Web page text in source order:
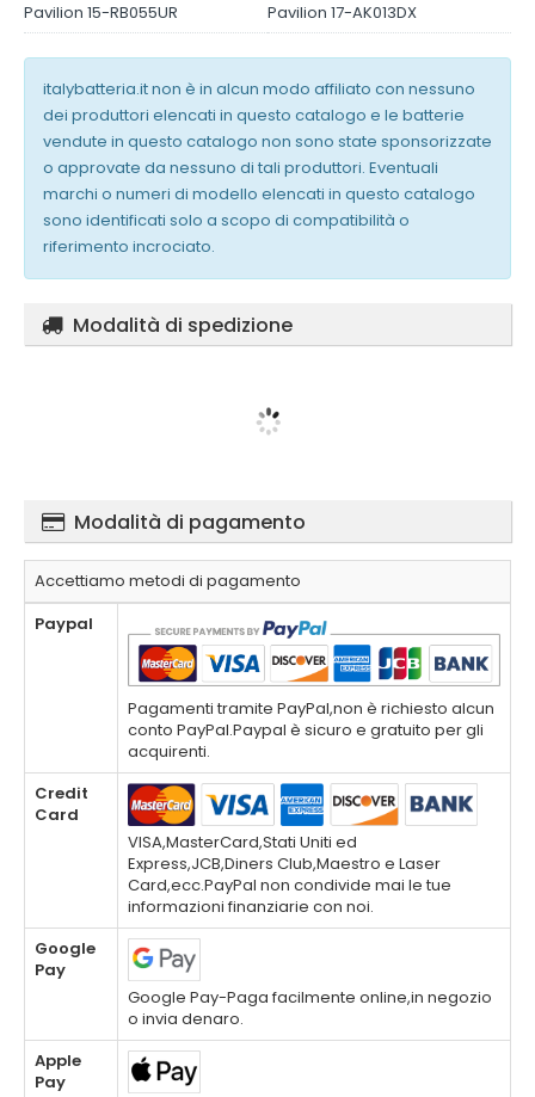
Pavilion 15-RB055UR
Pavilion 17-AK013DX
italybatteria.it non è in alcun modo affiliato con nessuno
dei produttori elencati in questo catalogo e le batterie
vendute in questo catalogo non sono state sponsorizzate
o approvate da nessuno di tali produttori. Eventuali
marchi o numeri di modello elencati in questo catalogo
sono identificati solo a scopo di compatibilità o
riferimento incrociato.
Modalità di spedizione
Modalità di pagamento
Accettiamo metodi di pagamento
Paypal
Pagamenti tramite PayPal,non è richiesto alcun
conto PayPal.Paypal è sicuro e gratuito per gli
acquirenti.
Credit
Card
VISA,MasterCard,Stati Uniti ed
Express,JCB,Diners Club,Maestro e Laser
Card,ecc.PayPal non condivide mai le tue
informazioni finanziarie con noi.
Google
Pay
Google Pay-Paga facilmente online,in negozio
o invia denaro.
Apple
Pay